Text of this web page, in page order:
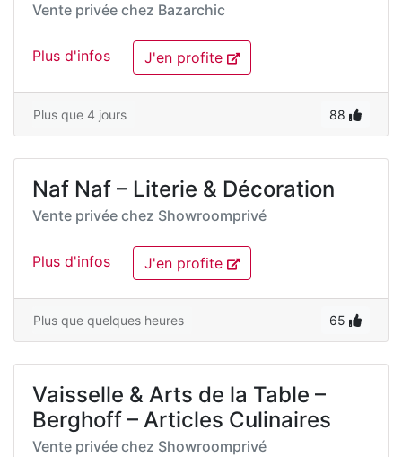
Vente privée chez Bazarchic
Plus d'infos J'en profite
Plus que 4 jours 88
Naf Naf – Literie & Décoration
Vente privée chez Showroomprivé
Plus d'infos J'en profite
Plus que quelques heures 65
Vaisselle & Arts de la Table –
Berghoff – Articles Culinaires
Vente privée chez Showroomprivé